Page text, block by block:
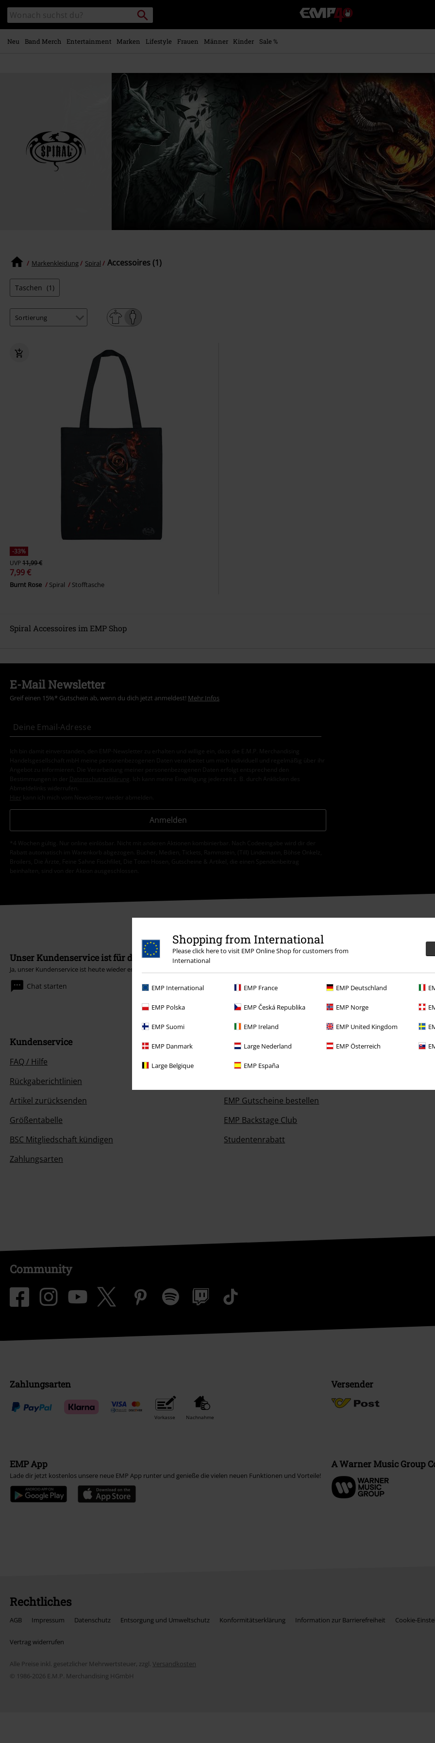
Shopping from International
Please click here to visit EMP Online Shop for customers from
International
EMP International EMP France EMP Deutschland
EMP Polska EMP Česká Republika EMP Norge
EMP Suomi EMP Ireland EMP United Kingdom
EMP Danmark Large Nederland EMP Österreich
Large Belgique EMP España
Hauptinhalt
springen
Katalog
durchsuchen
Packstation
suchen
EMP
Merchandise
-
Entertainment
Neu Band Merch Entertainment Marken Lifestyle Frauen Männer Kinder Sale %
Markenkleidung Spiral Accessoires (1)
Taschen (1)
-33%
UVP11,99 €
7,99 €
Burnt Rose Spiral Stofftasche
Spiral Accessoires im EMP Shop
E-Mail Newsletter
Greif einen 15%* Gutschein ab, wenn du dich jetzt anmeldest! Mehr Infos
Ich bin damit einverstanden, den EMP-Newsletter zu erhalten und willige ein, dass die E.M.P. Merchandising
Handelsgesellschaft mbH meine personenbezogenen Daten verarbeitet um mich individuell und regelmäßig über ihr
Angebot zu informieren. Die Verarbeitung meiner personenbezogenen Daten erfolgt entsprechend den
Bestimmungen in der
Datenschutzerklärung
. Ich kann meine Einwilligung jederzeit z. B. durch Anklicken des
Abmeldelinks widerrufen.
Hier kann ich mich vom Newsletter wieder abmelden.
Anmelden
*4 Wochen gültig. Nur online einlösbar. Nicht mit anderen Aktionen kombinierbar. Nach Codeeingabe wird dir der
Rabatt automatisch im Warenkorb abgezogen. Bücher, Medien, Tickets, Rammstein, (Till) Lindemann, Böhse Onkelz,
Broilers, Die Ärzte, Feine Sahne Fischfilet, Die Toten Hosen, Gutscheine & Artikel, die einen Spendenbeitrag
beinhalten, sind von der Aktion ausgeschlossen.
Unser Kundenservice ist für dich da
Ja, unser Kundenservice ist heute wieder erreichbar von 08:00 Uhr bis 18:00 Uhr.
Chat starten
Kundenservice
FAQ / Hilfe
Rückgaberichtlinien
Artikel zurücksenden
Größentabelle
BSC Mitgliedschaft kündigen
Zahlungsarten
Angebote für dich
Magazin
EMP Gutscheine bestellen
EMP Backstage Club
Studentenrabatt
Community
Zahlungsarten
Vorkasse Nachnahme
Versender
EMP App
Lade dir jetzt kostenlos unsere neue EMP App runter und genieße die vielen neuen Funktionen und Vorteile!
A Warner Music Group
Rechtliches
AGB Impressum Datenschutz Entsorgung und Umweltschutz Konformitätserklärung Information zur Barrierefreiheit Cookie-
Vertrag widerrufen
Alle Preise inkl. gesetzlicher Mehrwertsteuer, zzgl. Versandkosten
© 1986-2026 E.M.P. Merchandising HGmbH